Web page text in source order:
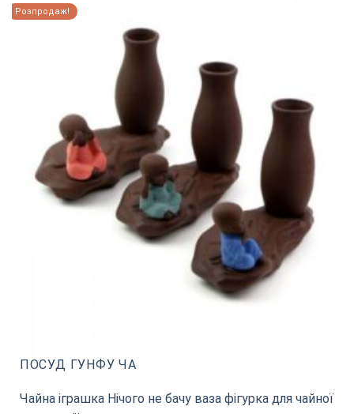
Розпродаж!
ПОСУД ГУНФУ ЧА
Чайна іграшка Нічого не бачу ваза фігурка для чайної